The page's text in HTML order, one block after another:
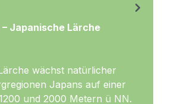
Japanische Lärche
wächst natürlicher
Japans auf einer
und 2000 Metern ü NN.